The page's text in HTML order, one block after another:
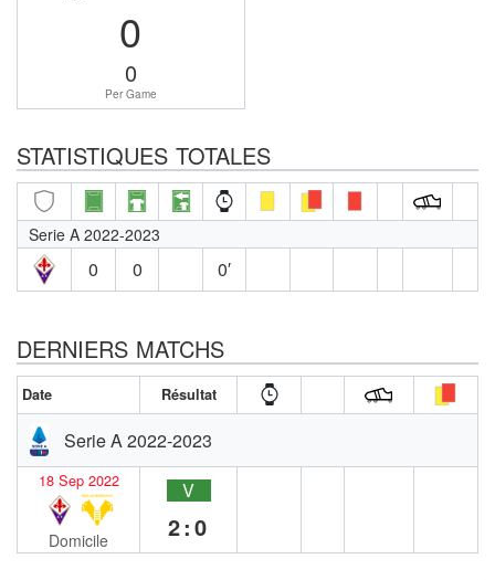
0
0
Per Game
STATISTIQUES TOTALES
Serie A 2022-2023
0 0 0′
DERNIERS MATCHS
Date Résultat
Serie A 2022-2023
18 Sep 2022
Domicile
V
2:0